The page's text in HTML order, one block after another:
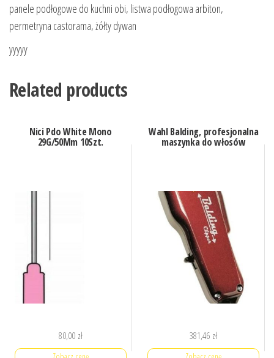
panele podłogowe do kuchni obi, listwa podłogowa arbiton,
permetryna castorama, żółty dywan
yyyyy
Related products
Nici Pdo White Mono
29G/50Mm 10Szt.
80,00 zł
Wahl Balding, profesjonalna
maszynka do włosów
381,46 zł